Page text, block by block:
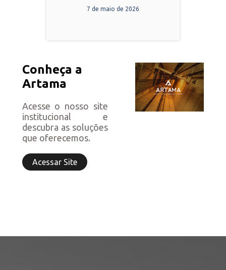
7 de maio de 2026
Conheça a
Artama
Acesse o nosso site
institucional e
descubra as soluções
que oferecemos.
Acessar Site